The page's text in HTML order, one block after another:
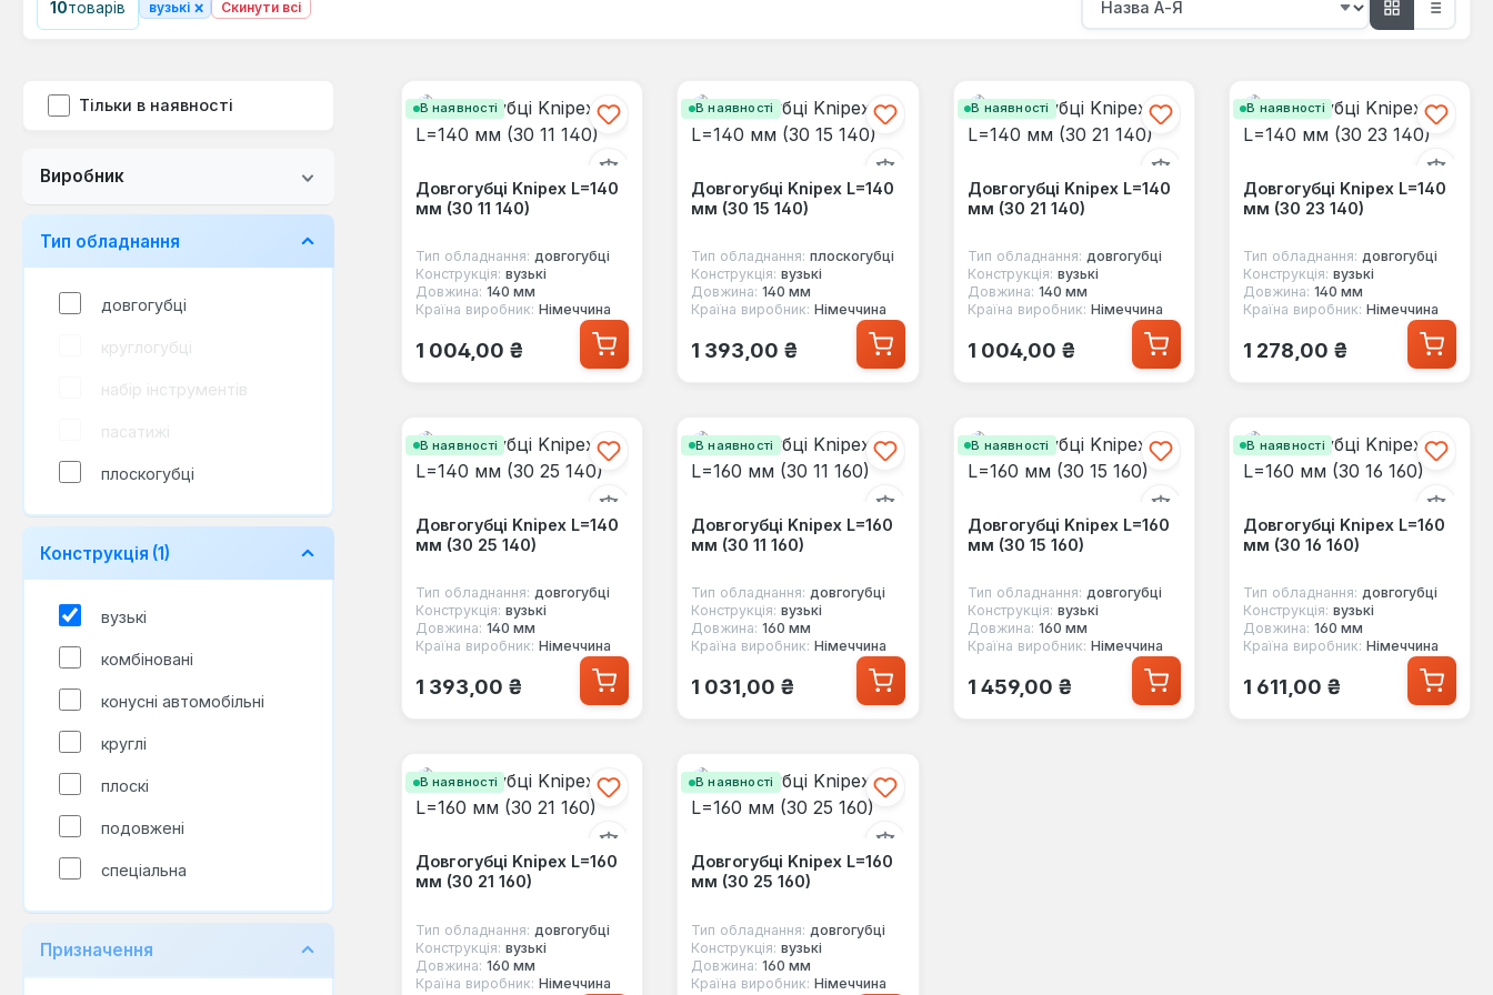
10товарів вузькі × Скинути всі
Тільки в наявності
Виробник
Тип обладнання
довгогубці
круглогубці
набір інструментів
пасатижі
плоскогубці
Конструкція (1)
вузькі
комбіновані
конусні автомобільні
круглі
плоскі
подовжені
спеціальна
Призначення
В наявності
Довгогубці Knipex L=140
мм (30 11 140)
Тип обладнання: довгогубці
Конструкція: вузькі
Довжина: 140 мм
Країна виробник: Німеччина
Звичайна ціна:
1 004,00 ₴
В наявності
Довгогубці Knipex L=140
мм (30 15 140)
Тип обладнання: плоскогубці
Конструкція: вузькі
Довжина: 140 мм
Країна виробник: Німеччина
Звичайна ціна:
1 393,00 ₴
В наявності
Довгогубці Knipex L=140
мм (30 21 140)
Тип обладнання: довгогубці
Конструкція: вузькі
Довжина: 140 мм
Країна виробник: Німеччина
Звичайна ціна:
1 004,00 ₴
В наявності
Довгогубці Knipex L=140
мм (30 23 140)
Тип обладнання: довгогубці
Конструкція: вузькі
Довжина: 140 мм
Країна виробник: Німеччина
Звичайна ціна:
1 278,00 ₴
В наявності
Довгогубці Knipex L=140
мм (30 25 140)
Тип обладнання: довгогубці
Конструкція: вузькі
Довжина: 140 мм
Країна виробник: Німеччина
Звичайна ціна:
1 393,00 ₴
В наявності
Довгогубці Knipex L=160
мм (30 11 160)
Тип обладнання: довгогубці
Конструкція: вузькі
Довжина: 160 мм
Країна виробник: Німеччина
Звичайна ціна:
1 031,00 ₴
В наявності
Довгогубці Knipex L=160
мм (30 15 160)
Тип обладнання: довгогубці
Конструкція: вузькі
Довжина: 160 мм
Країна виробник: Німеччина
Звичайна ціна:
1 459,00 ₴
В наявності
Довгогубці Knipex L=160
мм (30 16 160)
Тип обладнання: довгогубці
Конструкція: вузькі
Довжина: 160 мм
Країна виробник: Німеччина
Звичайна ціна:
1 611,00 ₴
В наявності
Довгогубці Knipex L=160
мм (30 21 160)
Тип обладнання: довгогубці
Конструкція: вузькі
Довжина: 160 мм
Країна виробник: Німеччина
В наявності
Довгогубці Knipex L=160
мм (30 25 160)
Тип обладнання: довгогубці
Конструкція: вузькі
Довжина: 160 мм
Країна виробник: Німеччина